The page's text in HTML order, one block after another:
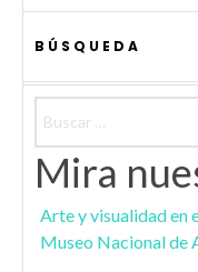
BÚSQUEDA
Mira
Arte y visualidad en
Museo Nacional